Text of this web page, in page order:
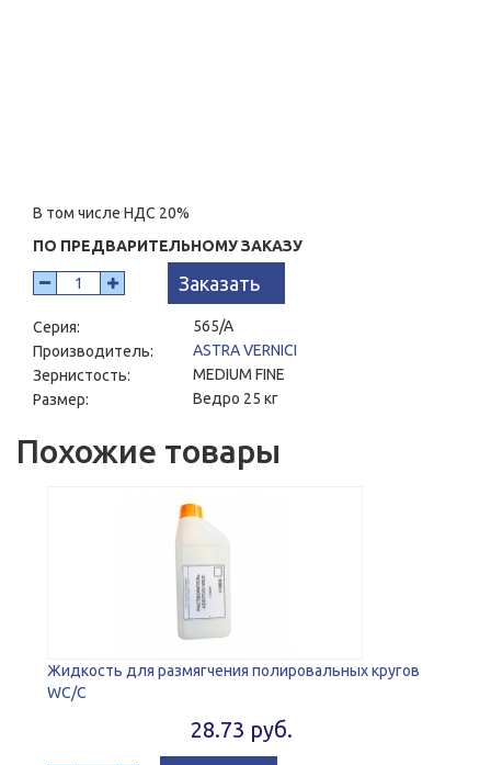
В том числе НДС 20%
ПО ПРЕДВАРИТЕЛЬНОМУ ЗАКАЗУ
Заказать
Серия:
565/A
Производитель:
ASTRA VERNICI
Зернистость:
MEDIUM FINE
Размер:
Ведро 25 кг
Похожие товары
Жидкость для размягчения полировальных кругов
WC/C
28.73 руб.